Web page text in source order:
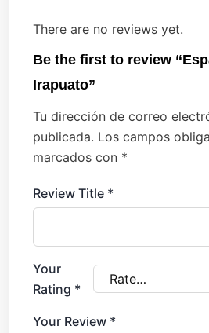
There are no reviews yet.
Be the first to review
Irapuato”
Tu dirección de correo
publicada. Los campos
marcados con *
Review Title *
Your
Rating *
Your Review *